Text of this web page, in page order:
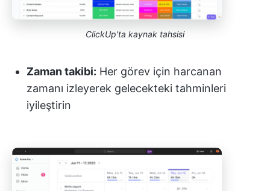
ClickUp'ta kaynak tahsisi
Zaman takibi: Her görev için harcanan
zamanı izleyerek gelecekteki tahminleri
iyileştirin